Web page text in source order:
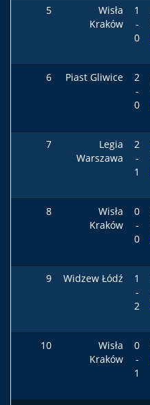
5
Wisła
Kraków
1
-
0
6 Piast Gliwice
2
-
0
7
Legia
Warszawa
2
-
1
8
Wisła
Kraków
0
-
0
9 Widzew Łódź
1
-
2
10
Wisła
Kraków
0
-
1